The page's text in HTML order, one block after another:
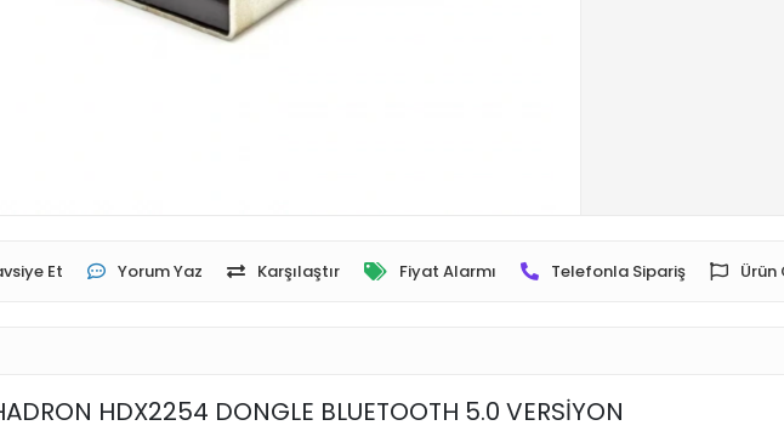
Et Yorum Yaz Karşılaştır Fiyat Alarmı Telefonla Sipariş Ürün
HDX2254 DONGLE BLUETOOTH 5.0 VERSİYON